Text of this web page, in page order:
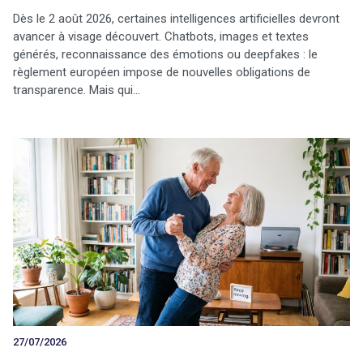
27/07/2026
Dès le 2 août 2026, certaines intelligences artificielles devront
avancer à visage découvert. Chatbots, images et textes
générés, reconnaissance des émotions ou deepfakes : le
règlement européen impose de nouvelles obligations de
transparence. Mais qui…